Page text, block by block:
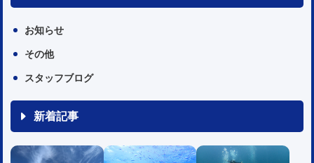
お知らせ
その他
スタッフブログ
新着記事